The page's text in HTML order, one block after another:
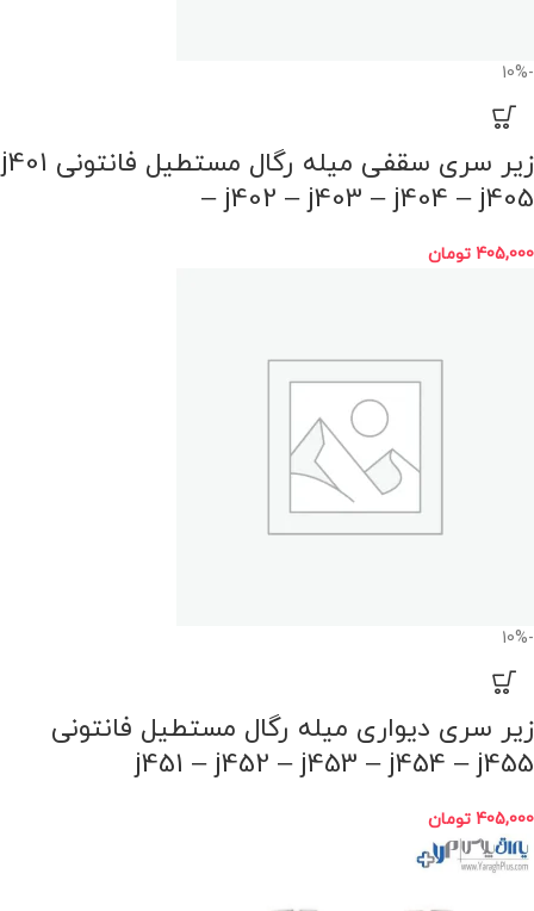
-10%
زیر سری سقفی میله رگال مستطیل فانتونی j401
– j402 – j403 – j404 – j405
405,000 تومان
-10%
زیر سری دیواری میله رگال مستطیل فانتونی
j451 – j452 – j453 – j454 – j455
405,000 تومان